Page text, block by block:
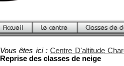
Vous êtes ici :Centre D'altitude
Reprise des classes de neige